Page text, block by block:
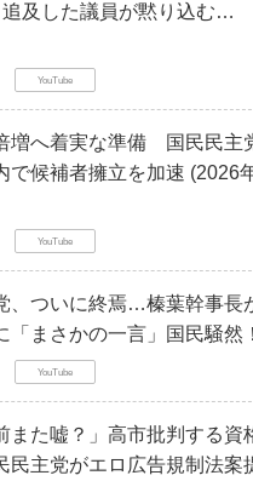
及した議員が黙り込む…
YouTube
増へ着実な準備 国民民主
で候補者擁立を加速 (2026
YouTube
、ついに終焉…榛葉幹事長
「まさかの一言」国民騒然！
YouTube
また嘘？」高市批判する資
民主党がエロ広告規制法案